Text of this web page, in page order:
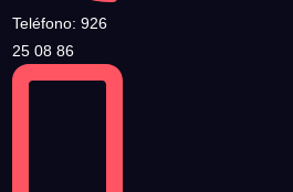
Teléfono: 926
25 08 86